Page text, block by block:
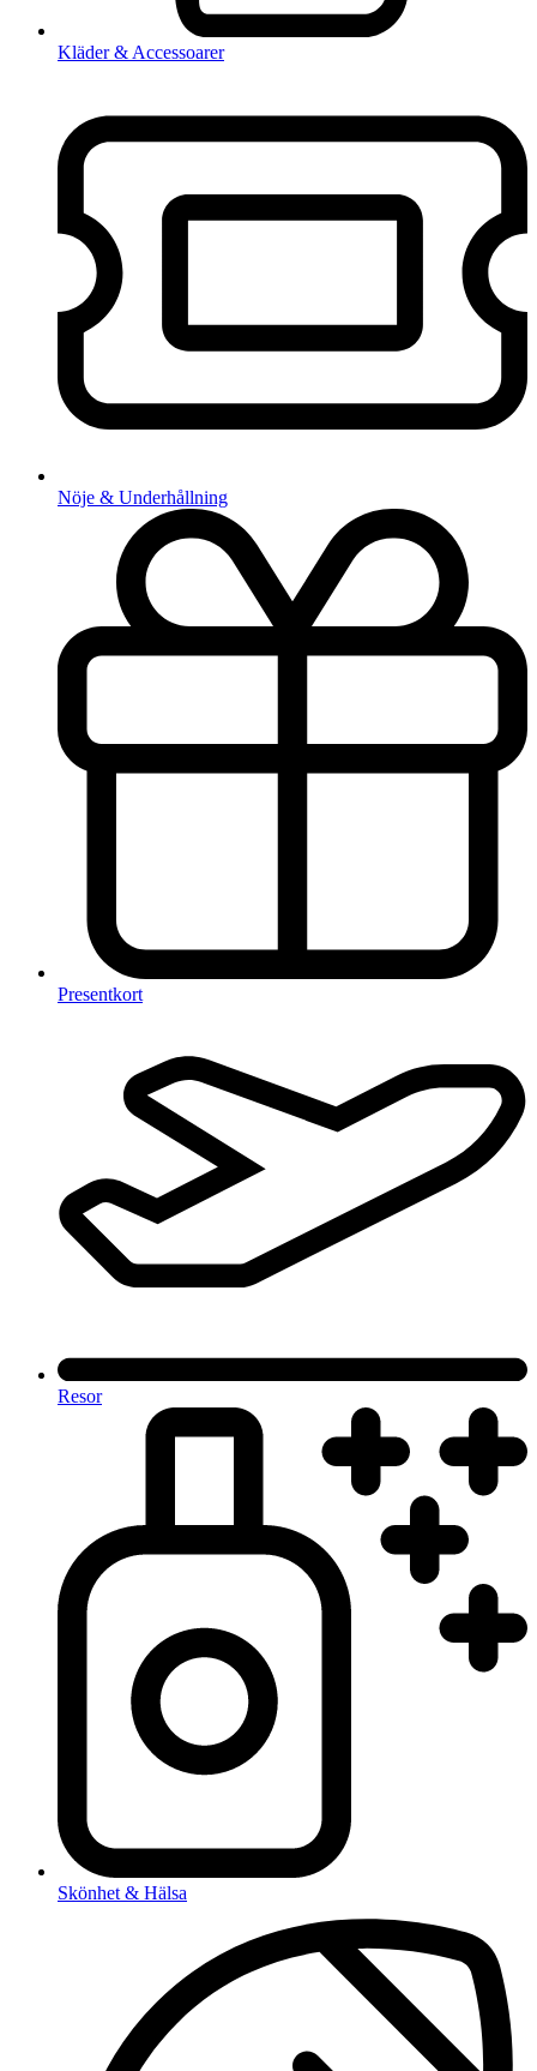
Kläder & Accessoarer
Nöje & Underhållning
Presentkort
Resor
Skönhet & Hälsa